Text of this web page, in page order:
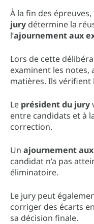
À la fin des épreuves,
jury détermine la
l’ajournement aux
Lors de cette
examinent les
matières. Ils vérifient
Le président du jury
entre candidats et à
correction.
Un ajournement
candidat n’a pas
éliminatoire.
Le jury peut
corriger des écarts
sa décision finale.